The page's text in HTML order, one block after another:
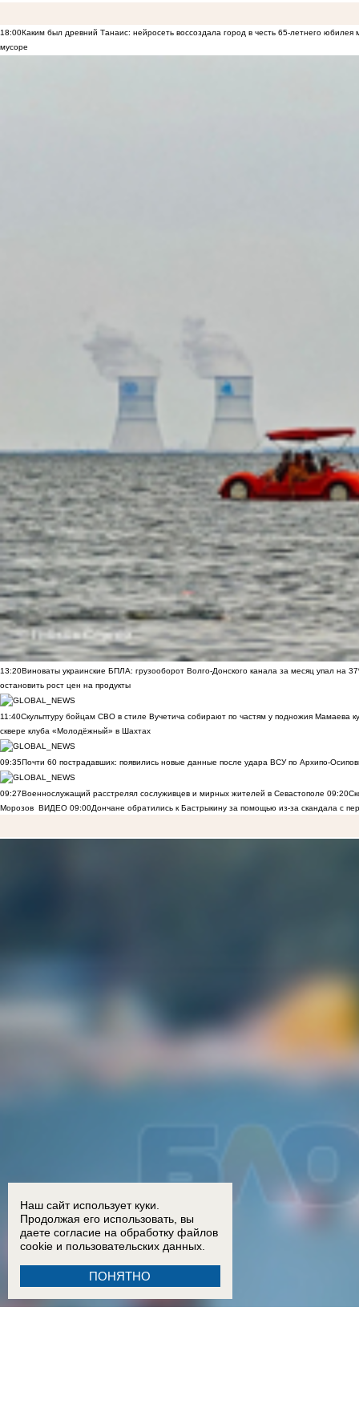
18:00Каким был древний Танаис: нейросеть воссоздала город в честь 65-летнего юбилея
мусоре
13:20Виноваты украинские БПЛА: грузооборот Волго-Донского канала за месяц упал на
остановить рост цен на продукты
11:40Скульптуру бойцам СВО в стиле Вучетича собирают по частям у подножия Мамаева
сквере клуба «Молодёжный» в Шахтах
09:35Почти 60 пострадавших: появились новые данные после удара ВСУ по Архипо-
09:27Военнослужащий расстрелял сослуживцев и мирных жителей в Севастополе 09:20
Морозов ВИДЕО 09:00Дончане обратились к Бастрыкину за помощью из-за скандала с
Наш сайт использует куки.
Продолжая его использовать, вы
даете согласие на обработку файлов
cookie и пользовательских данных.
ПОНЯТНО